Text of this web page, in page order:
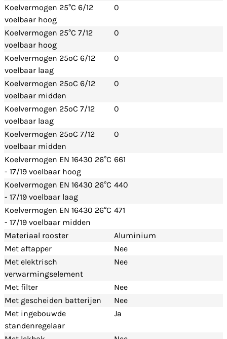
Koelvermogen 25°C 6/12
voelbaar hoog
0
Koelvermogen 25°C 7/12
voelbaar hoog
0
Koelvermogen 25ºC 6/12
voelbaar laag
0
Koelvermogen 25ºC 6/12
voelbaar midden
0
Koelvermogen 25ºC 7/12
voelbaar laag
0
Koelvermogen 25ºC 7/12
voelbaar midden
0
Koelvermogen EN 16430 26°C
- 17/19 voelbaar hoog
661
Koelvermogen EN 16430 26°C
- 17/19 voelbaar laag
440
Koelvermogen EN 16430 26°C
- 17/19 voelbaar midden
471
Materiaal rooster
Aluminium
Met aftapper
Nee
Met elektrisch
verwarmingselement
Nee
Met filter
Nee
Met gescheiden batterijen
Nee
Met ingebouwde
standenregelaar
Ja